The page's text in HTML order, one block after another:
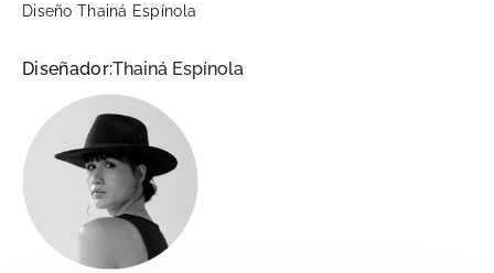
Diseño Thainá Espínola
Diseñador:Thainá Espínola